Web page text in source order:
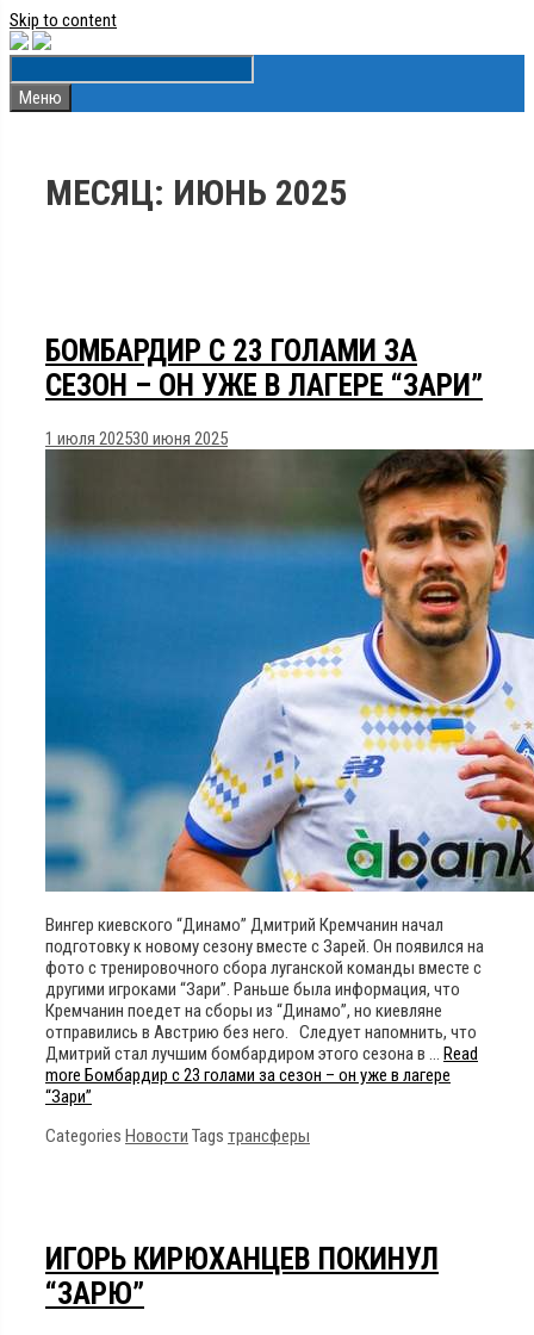
Skip to content
Меню
МЕСЯЦ: ИЮНЬ 2025
БОМБАРДИР С 23 ГОЛАМИ ЗА
СЕЗОН – ОН УЖЕ В ЛАГЕРЕ “ЗАРИ”
1 июля 202530 июня 2025
Вингер киевского “Динамо” Дмитрий Кремчанин начал
подготовку к новому сезону вместе с Зарей. Он появился на
фото с тренировочного сбора луганской команды вместе с
другими игроками “Зари”. Раньше была информация, что
Кремчанин поедет на сборы из “Динамо”, но киевляне
отправились в Австрию без него. Следует напомнить, что
Дмитрий стал лучшим бомбардиром этого сезона в … Read
more Бомбардир с 23 голами за сезон – он уже в лагере
“Зари”
Categories Новости Tags трансферы
ИГОРЬ КИРЮХАНЦЕВ ПОКИНУЛ
“ЗАРЮ”